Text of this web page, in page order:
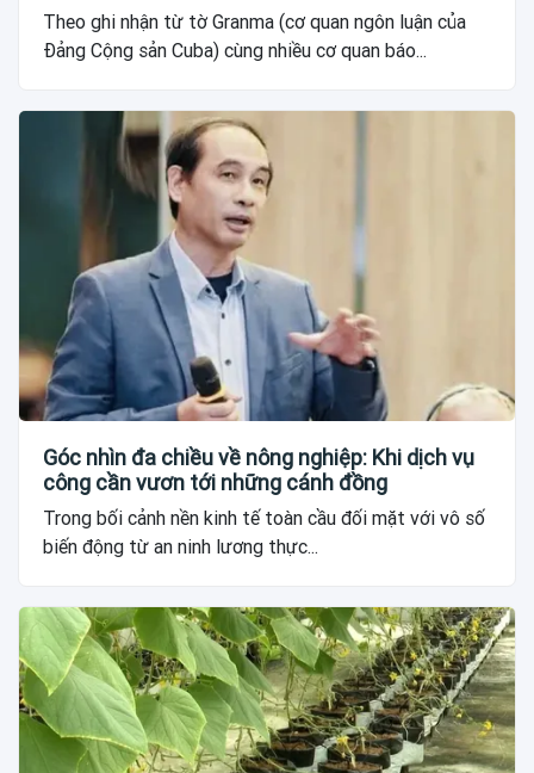
Theo ghi nhận từ tờ Granma (cơ quan ngôn luận của
Đảng Cộng sản Cuba) cùng nhiều cơ quan báo...
Góc nhìn đa chiều về nông nghiệp: Khi dịch vụ
công cần vươn tới những cánh đồng
Trong bối cảnh nền kinh tế toàn cầu đối mặt với vô số
biến động từ an ninh lương thực...